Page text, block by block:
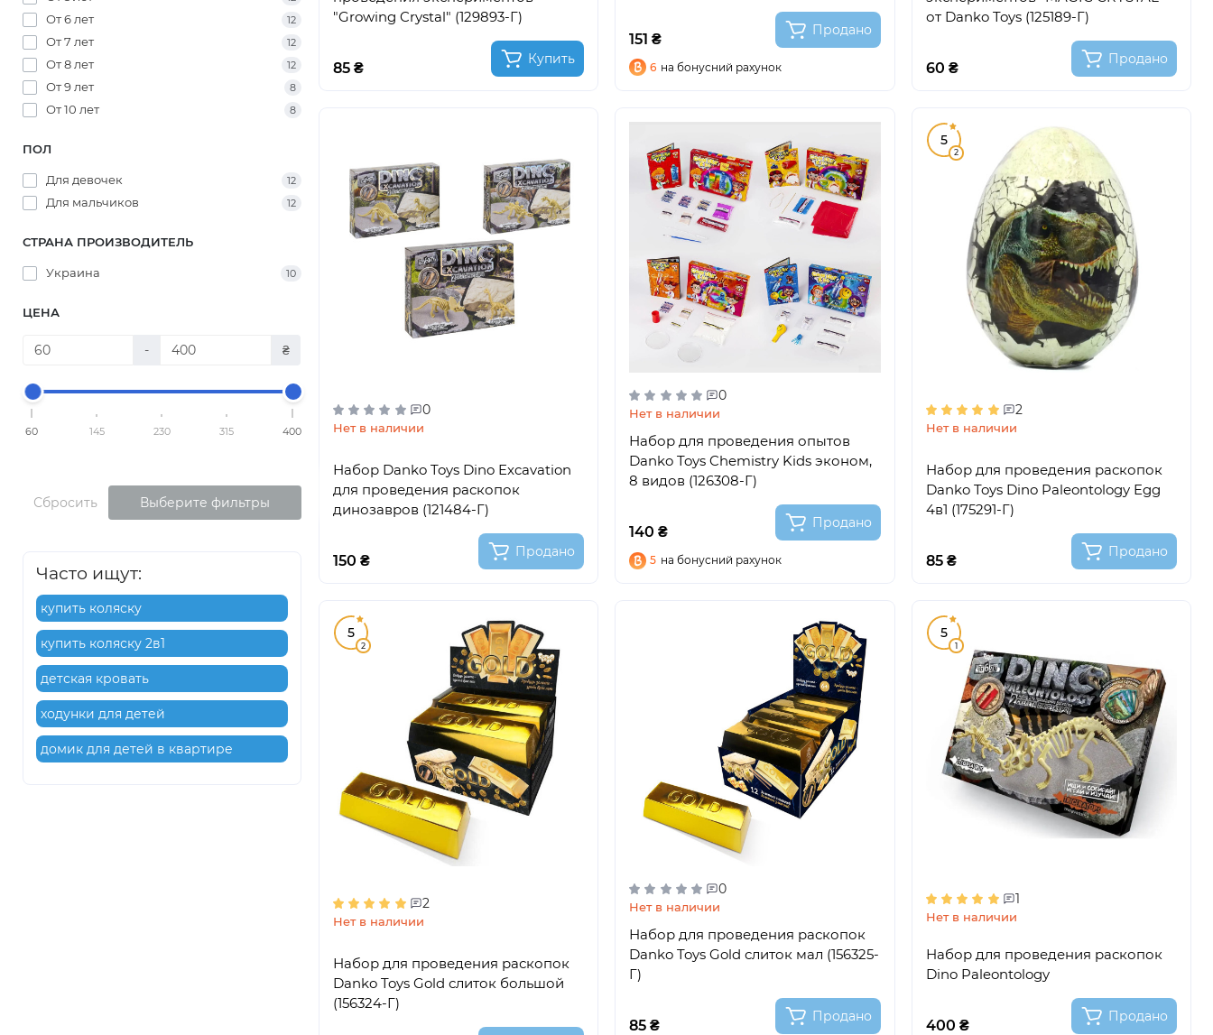
От 6 лет 12
От 7 лет 12
От 8 лет 12
От 9 лет 8
От 10 лет 8
ПОЛ
Для девочек 12
Для мальчиков 12
СТРАНА ПРОИЗВОДИТЕЛЬ
Украина 10
ЦЕНА
- ₴
60 145 230 315 400
Сбросить Выберите фильтры
Часто ищут:
купить коляску
купить коляску 2в1
детская кровать
ходунки для детей
домик для детей в квартире
"Growing Crystal" (129893-Г)
85 ₴
Купить
151 ₴
Продано
6 на бонусний рахунок
от Danko Toys (125189-Г)
60 ₴
Продано
0
Нет в наличии
Набор Danko Toys Dino Excavation
для проведения раскопок
динозавров (121484-Г)
150 ₴
Продано
0
Нет в наличии
Набор для проведения опытов
Danko Toys Chemistry Kids эконом,
8 видов (126308-Г)
140 ₴
Продано
5 на бонусний рахунок
5
2
2
Нет в наличии
Набор для проведения раскопок
Danko Toys Dino Paleontology Egg
4в1 (175291-Г)
85 ₴
Продано
5
2
2
Нет в наличии
Набор для проведения раскопок
Danko Toys Gold слиток большой
(156324-Г)
0
Нет в наличии
Набор для проведения раскопок
Danko Toys Gold слиток мал (156325-
Г)
85 ₴
Продано
5
1
1
Нет в наличии
Набор для проведения раскопок
Dino Paleontology
400 ₴
Продано